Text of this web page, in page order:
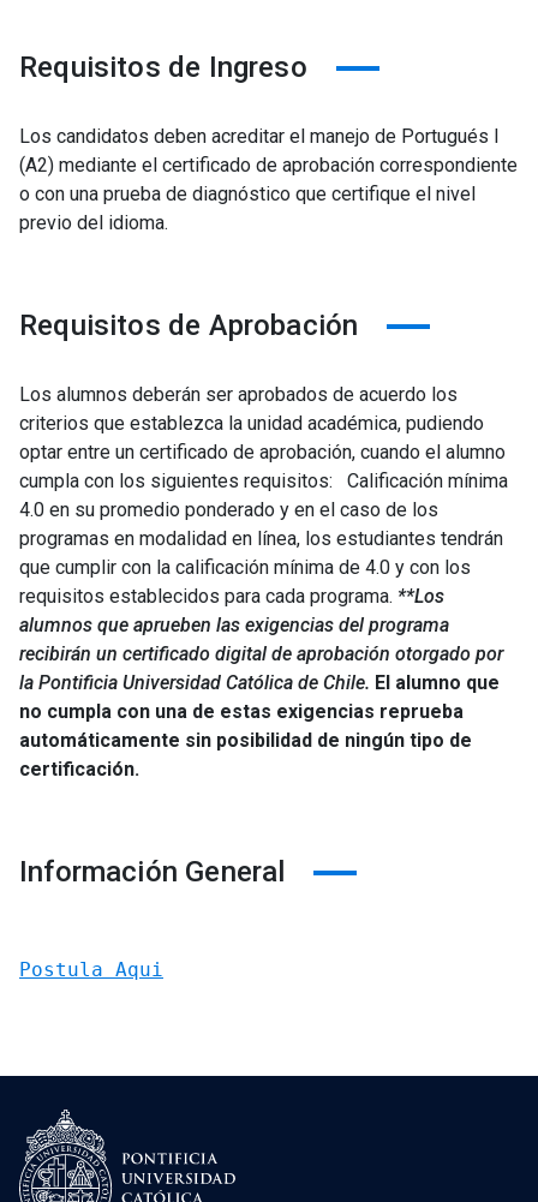
Requisitos de Ingreso
Los candidatos deben acreditar el manejo de Portugués I
(A2) mediante el certificado de aprobación correspondiente
o con una prueba de diagnóstico que certifique el nivel
previo del idioma.
Requisitos de Aprobación
Los alumnos deberán ser aprobados de acuerdo los
criterios que establezca la unidad académica, pudiendo
optar entre un certificado de aprobación, cuando el alumno
cumpla con los siguientes requisitos: Calificación mínima
4.0 en su promedio ponderado y en el caso de los
programas en modalidad en línea, los estudiantes tendrán
que cumplir con la calificación mínima de 4.0 y con los
requisitos establecidos para cada programa. **Los
alumnos que aprueben las exigencias del programa
recibirán un certificado digital de aprobación otorgado por
la Pontificia Universidad Católica de Chile. El alumno que
no cumpla con una de estas exigencias reprueba
automáticamente sin posibilidad de ningún tipo de
certificación.
Información General
Postula Aqui